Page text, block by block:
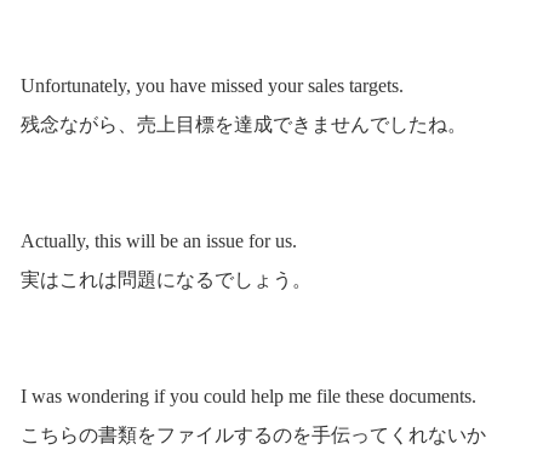
Unfortunately, you have missed your sales targets.
残念ながら、売上目標を達成できませんでしたね。
Actually, this will be an issue for us.
実はこれは問題になるでしょう。
I was wondering if you could help me file these documents.
こちらの書類をファイルするのを手伝ってくれないか